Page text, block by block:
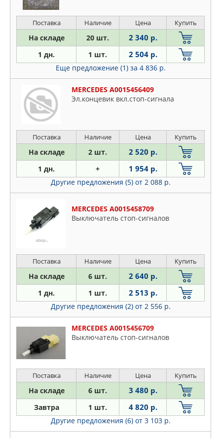
VERNET
VIKA
VOLVO
ZENTPARTS
ZIKMAR
Поставка Наличие Цена Купить
На складе 20 шт. 2 340 р.
1 дн. 1 шт. 2 504 р.
Еще предложение (1) за 4 836 р.
MERCEDES A0015456409
Эл.концевик вкл.стоп-сигнала
Поставка Наличие Цена Купить
На складе 2 шт. 2 520 р.
1 дн. + 1 954 р.
Другие предложения (5) от 2 088 р.
MERCEDES A0015458709
Выключатель стоп-сигналов
Поставка Наличие Цена Купить
На складе 6 шт. 2 640 р.
1 дн. 1 шт. 2 513 р.
Другие предложения (2) от 2 556 р.
MERCEDES A0015456709
Выключатель стоп-сигналов
Поставка Наличие Цена Купить
На складе 6 шт. 3 480 р.
Завтра 1 шт. 4 820 р.
Другие предложения (6) от 3 103 р.